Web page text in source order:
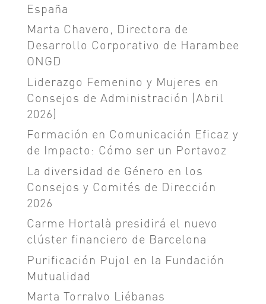
España
Marta Chavero, Directora de
Desarrollo Corporativo de Harambee
ONGD
Liderazgo Femenino y Mujeres en
Consejos de Administración (Abril
2026)
Formación en Comunicación Eficaz y
de Impacto: Cómo ser un Portavoz
La diversidad de Género en los
Consejos y Comités de Dirección
2026
Carme Hortalà presidirá el nuevo
clúster financiero de Barcelona
Purificación Pujol en la Fundación
Mutualidad
Marta Torralvo Liébanas